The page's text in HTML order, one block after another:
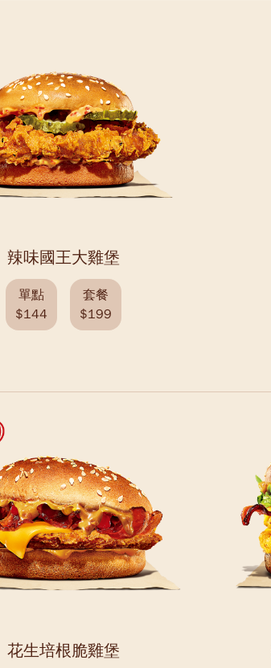
辣味國王大雞堡
單點
$144
套餐
$199
花生培根脆雞堡